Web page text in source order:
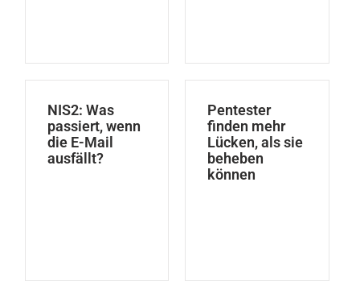
NIS2: Was
passiert, wenn
die E-Mail
ausfällt?
Pentester
finden mehr
Lücken, als sie
beheben
können